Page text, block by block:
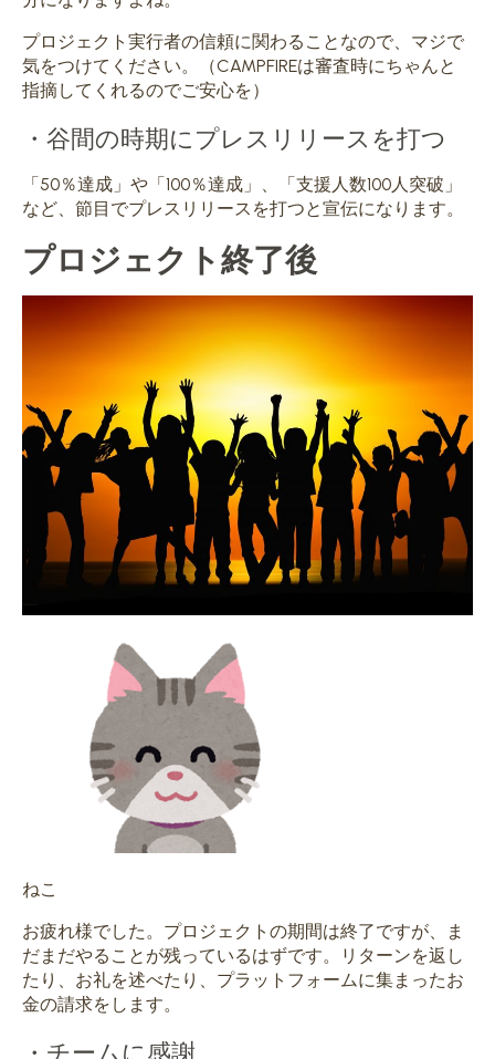
プロジェクト実行者の信頼に関わることなので、マジで
気をつけてください。（CAMPFIREは審査時にちゃんと
指摘してくれるのでご安心を）
・谷間の時期にプレスリリースを打つ
「50％達成」や「100％達成」、「支援人数100人突破」
など、節目でプレスリリースを打つと宣伝になります。
プロジェクト終了後
ねこ
お疲れ様でした。プロジェクトの期間は終了ですが、ま
だまだやることが残っているはずです。リターンを返し
たり、お礼を述べたり、プラットフォームに集まったお
金の請求をします。
・チームに感謝